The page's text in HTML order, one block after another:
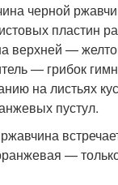
черной
пластин
верхней —
— грибок
на листьях
пустул.
—